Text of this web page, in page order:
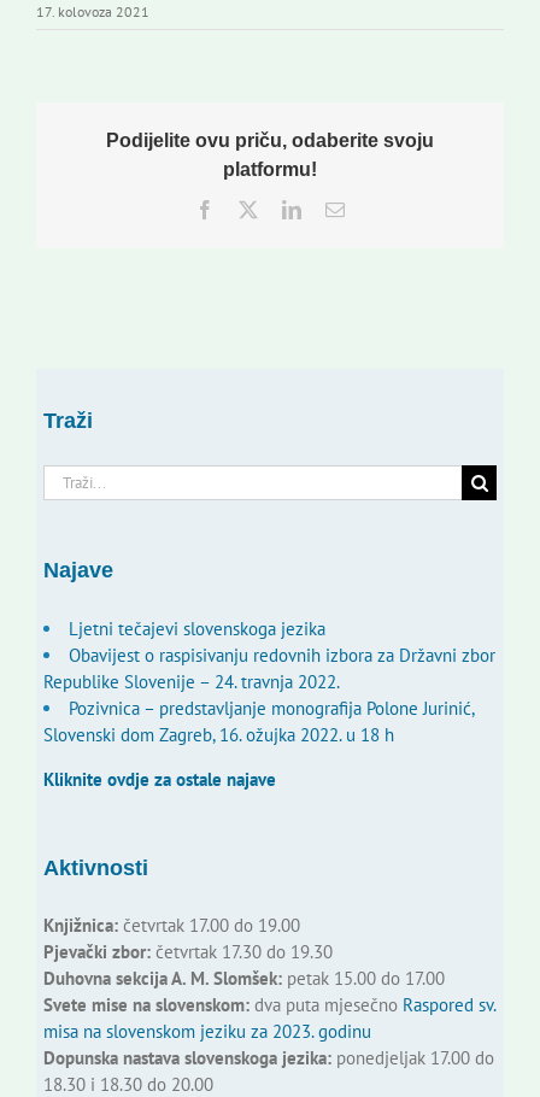
17. kolovoza 2021
Podijelite ovu priču, odaberite svoju
platformu!
Facebook
TwitterLinkedInEmail:
Traži
Traži...
Najave
Ljetni tečajevi slovenskoga jezika
Obavijest o raspisivanju redovnih izbora za Državni zbor
Republike Slovenije – 24. travnja 2022.
Pozivnica – predstavljanje monografija Polone Jurinić,
Slovenski dom Zagreb, 16. ožujka 2022. u 18 h
Kliknite ovdje za ostale najave
Aktivnosti
Knjižnica:četvrtak 17.00 do 19.00
Pjevački zbor:četvrtak 17.30 do 19.30
Duhovna sekcija A. M. Slomšek:petak 15.00 do 17.00
Svete mise na slovenskom:dva puta mjesečno Raspored sv.
misa na slovenskom jeziku za 2023. godinu
Dopunska nastava slovenskoga jezika:ponedjeljak 17.00 do
18.30 i 18.30 do 20.00